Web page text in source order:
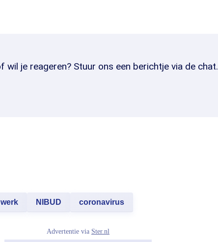
wil je reageren? Stuur ons een berichtje via de chat.
NIBUD coronavirus
Advertentie via Ster.nl